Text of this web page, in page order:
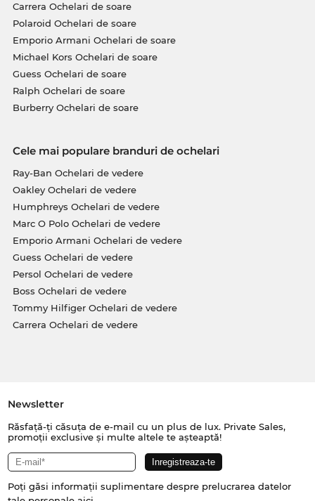
Carrera Ochelari de soare
Polaroid Ochelari de soare
Emporio Armani Ochelari de soare
Michael Kors Ochelari de soare
Guess Ochelari de soare
Ralph Ochelari de soare
Burberry Ochelari de soare
Cele mai populare branduri de ochelari
Ray-Ban Ochelari de vedere
Oakley Ochelari de vedere
Humphreys Ochelari de vedere
Marc O Polo Ochelari de vedere
Emporio Armani Ochelari de vedere
Guess Ochelari de vedere
Persol Ochelari de vedere
Boss Ochelari de vedere
Tommy Hilfiger Ochelari de vedere
Carrera Ochelari de vedere
Newsletter
Răsfață-ți căsuța de e-mail cu un plus de lux. Private Sales,
promoții exclusive și multe altele te așteaptă!
Poți găsi informații suplimentare despre prelucrarea datelor